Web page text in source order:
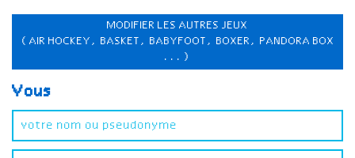
MODIFIER LES AUTRES JEUX
(AIR HOCKEY, BASKET, BABYFOOT, BOXER, PANDORA BOX
...)
Vous